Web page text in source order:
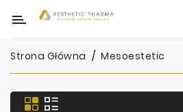
Kategoria
OUTLET
Wypełniacze
Strona Główna Mesoestetic